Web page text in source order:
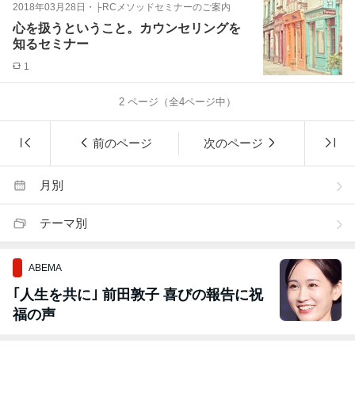
2018年03月28日 ・ ├RCメソッドセミナーのご案内
心を扱うということ。カウンセリングを
知るセミナー
1
2 ページ（全4ページ中）
前のページ 次のページ
月別
テーマ別
ABEMA
｢人生を共に｣ 前田敦子 喜びの報告に祝
福の声